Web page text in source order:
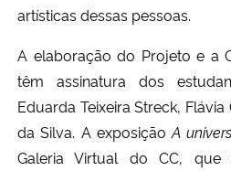
artísticas dessas pessoas.
A elaboração do Projeto e a
têm assinatura dos
Eduarda Teixeira Streck,
da Silva. A exposiçãoA
Galeria Virtual do CC, que